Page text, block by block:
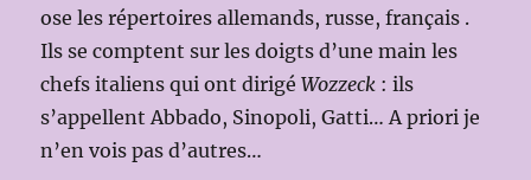
ose les répertoires allemands, russe, français .
Ils se comptent sur les doigts d’une main les
chefs italiens qui ont dirigéWozzeck : ils
s’appellent Abbado, Sinopoli, Gatti… A priori je
n’en vois pas d’autres…